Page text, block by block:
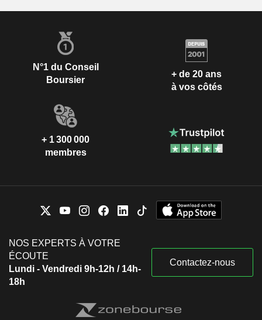
N°1 du Conseil
Boursier
+ de 20 ans
à vos côtés
+ 1 300 000
membres
NOS EXPERTS À VOTRE
ÉCOUTE
Lundi - Vendredi 9h-12h / 14h-
18h
Contactez-nous